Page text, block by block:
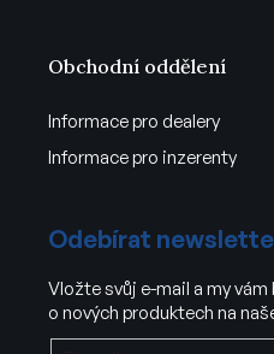
Obchodní oddělení
Informace pro dealery
Informace pro inzerenty
Odebírat
Vložte svůj e-mail a my
o nových produktech na